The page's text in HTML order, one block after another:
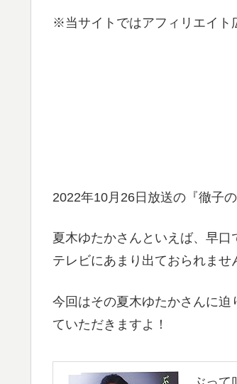
※当サイトではアフィリエイト
2022年10月26日放送の『徹子
夏木ゆたかさんといえば、早
テレビにあまり出ておられませ
今回はその夏木ゆたかさんに
ていただきますよ！